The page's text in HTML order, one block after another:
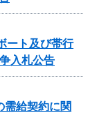
ート及び帯行
入札公告
需給契約に関